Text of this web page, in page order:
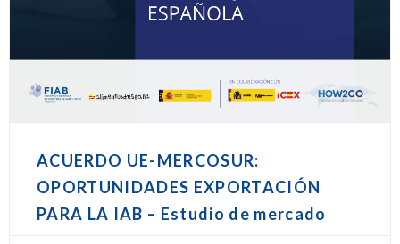
ACUERDO UE-MERCOSUR:
OPORTUNIDADES EXPORTACIÓN
PARA LA IAB – Estudio de mercado